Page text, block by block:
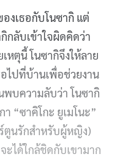
งเธอกับโนซากิ แต่
กลับเข้าใจผิดคิดว่า
หตุนี้ โนซากิจึงให้ลาย
ไปที่บ้านเพื่อช่วยงาน
พบความลับว่า โนซากิ
“ซาคิโกะ ยูเมโนะ”
ตูนรักสำหรับผู้หญิง)
ได้ใกล้ชิดกับเขามาก